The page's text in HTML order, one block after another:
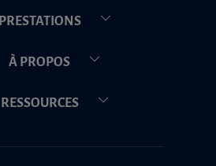
PRESTATIONS
À PROPOS
RESSOURCES